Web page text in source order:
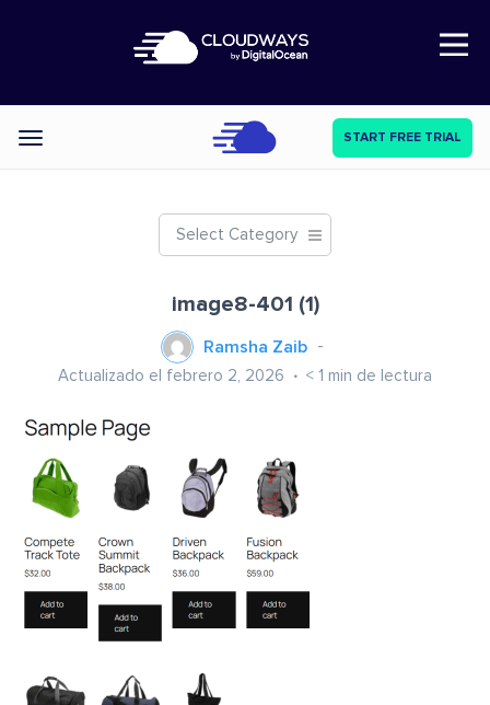
Open Nav
Categories START FREE TRIAL
Select Category
image8-401 (1)
Ramsha Zaib
Actualizado el febrero 2, 2026 < 1 min de lectura